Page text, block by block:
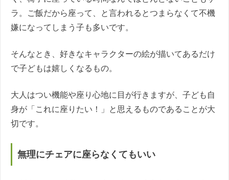
ラ。ご飯だから座って、と言われるとつまらなくて不機
嫌になってしまう子も多いです。
そんなとき、好きなキャラクターの絵が描いてあるだけ
で子どもは嬉しくなるもの。
大人はつい機能や座り心地に目が行きますが、子ども自
身が「これに座りたい！」と思えるものであることが大
切です。
無理にチェアに座らなくてもいい